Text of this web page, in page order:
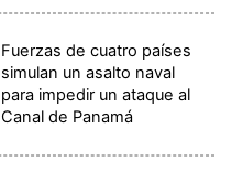
Fuerzas de cuatro países
simulan un asalto naval
para impedir un ataque al
Canal de Panamá